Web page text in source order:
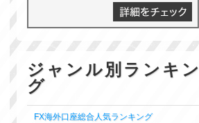
ジャンル別ランキン
グ
FX海外口座総合人気ランキング